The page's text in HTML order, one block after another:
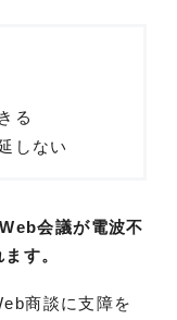
る
しない
会議が電波不
す。
商談に支障を